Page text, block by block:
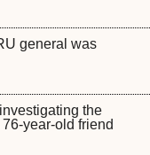
general was
the
year-old friend